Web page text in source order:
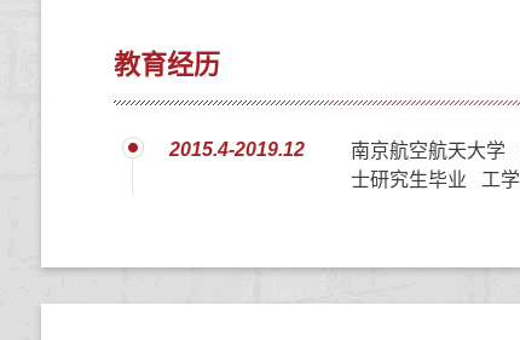
教育经历
2015.4-2019.12
南京航空航天大
士研究生毕业 工